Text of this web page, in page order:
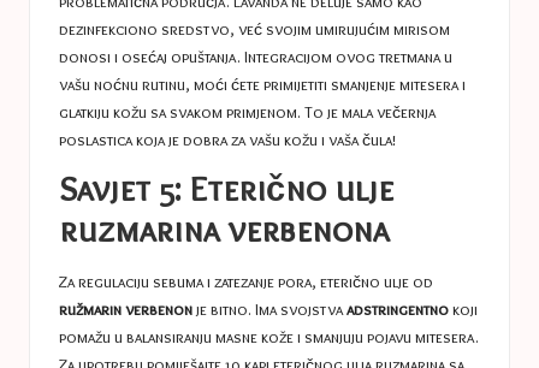
dezinfekciono sredstvo, već svojim umirujućim mirisom
donosi i osećaj opuštanja. Integracijom ovog tretmana u
vašu noćnu rutinu, moći ćete primijetiti smanjenje mitesera i
glatkiju kožu sa svakom primjenom. To je mala večernja
poslastica koja je dobra za vašu kožu i vaša čula!
Savjet 5: Eterično ulje
ruzmarina verbenona
Za regulaciju sebuma i zatezanje pora, eterično ulje od
ružmarin verbenonje bitno. Ima svojstvaadstringentnokoji
pomažu u balansiranju masne kože i smanjuju pojavu mitesera.
Za upotrebu pomiješajte 10 kapi eteričnog ulja ruzmarina sa